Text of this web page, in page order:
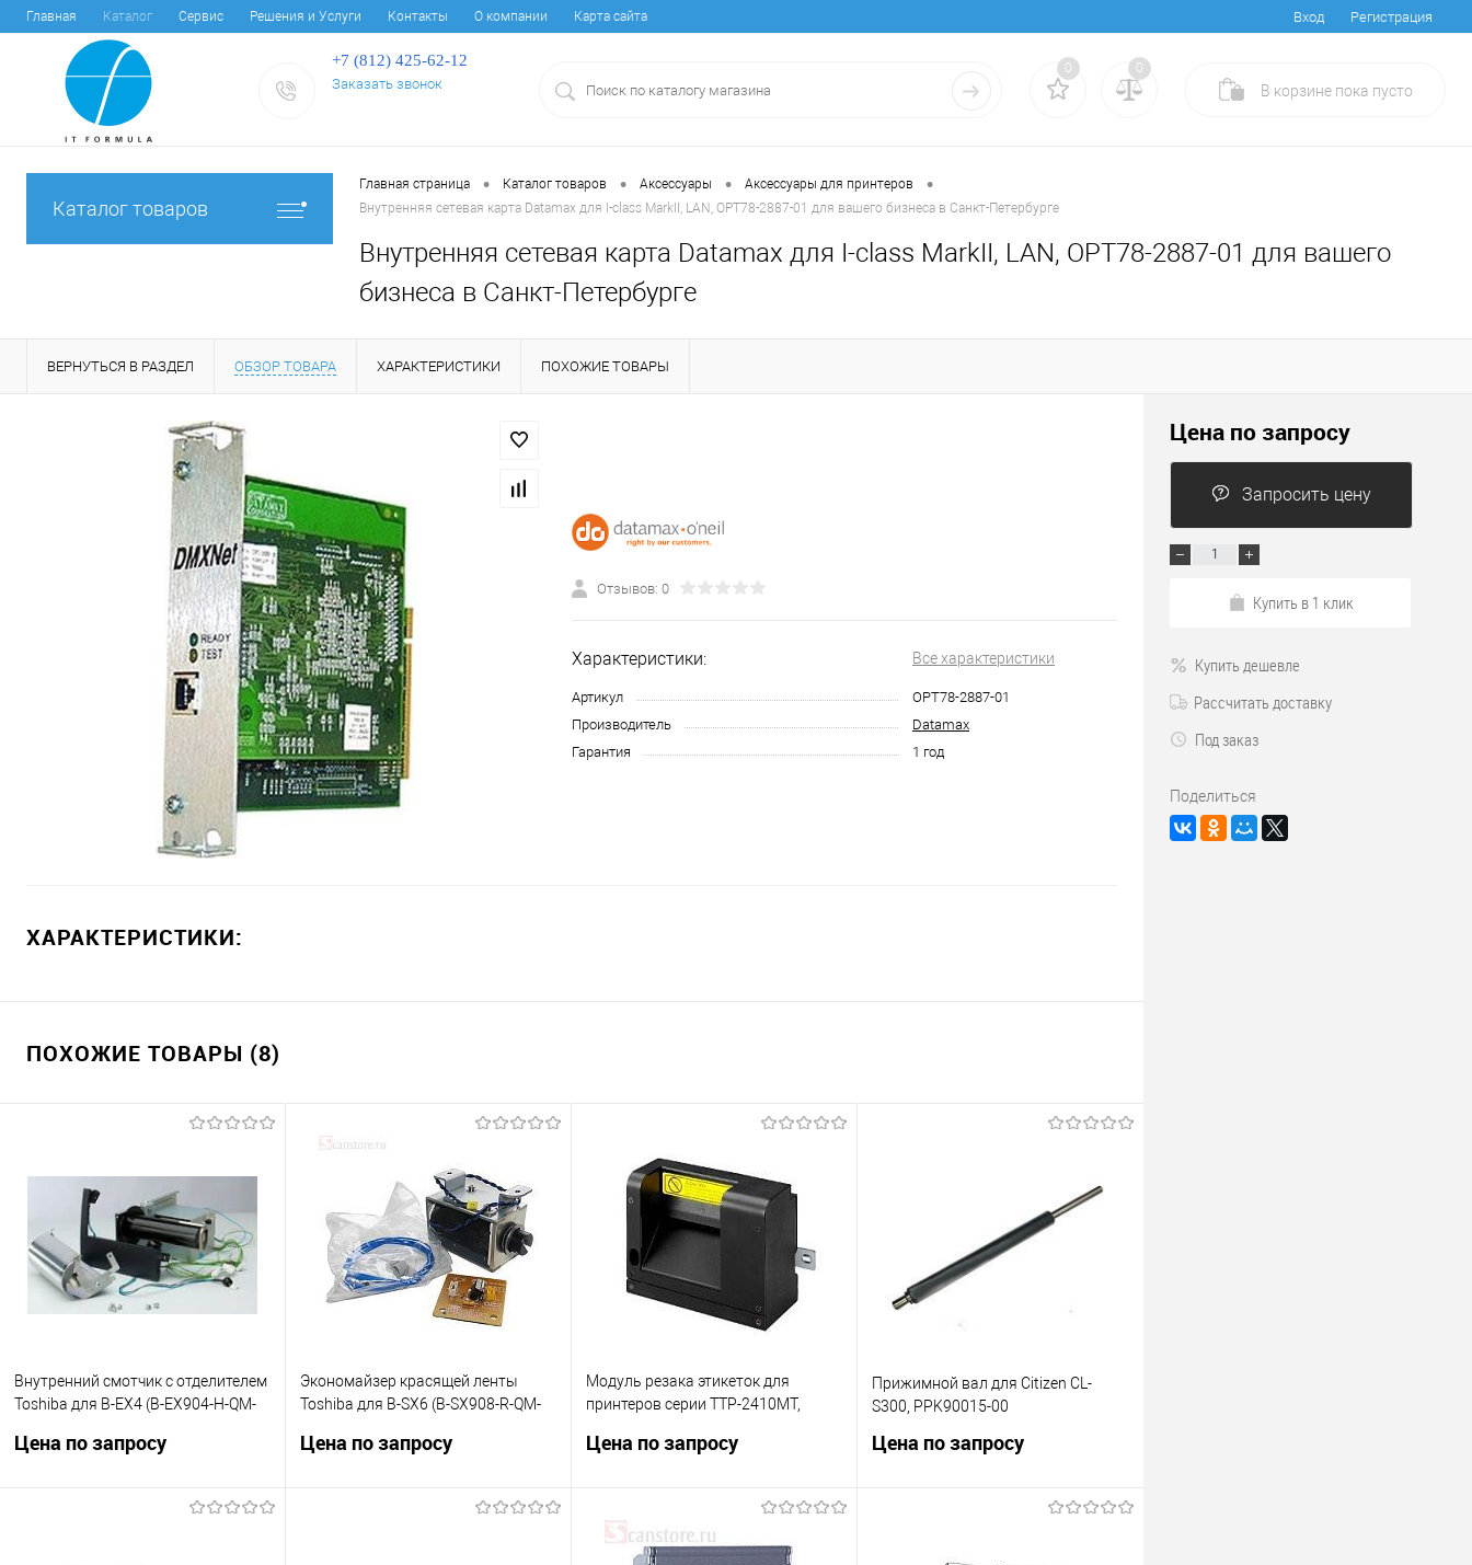
Главная Каталог Сервис Решения и Услуги Контакты О компании Карта сайта Вход Регистрация
+7 (812) 425-62-12
Заказать звонок
0 0
В корзине пока пусто
Каталог товаров
Главная страница • Каталог товаров • Аксессуары • Аксессуары для принтеров •
Внутренняя сетевая карта Datamax для I-class MarkII, LAN, OPT78-2887-01 для вашего бизнеса в Санкт-Петербурге
Внутренняя сетевая карта Datamax для I-class MarkII, LAN, OPT78-2887-01 для вашего
бизнеса в Санкт-Петербурге
ВЕРНУТЬСЯ В РАЗДЕЛ ОБЗОР ТОВАРА ХАРАКТЕРИСТИКИ ПОХОЖИЕ ТОВАРЫ
Отзывов: 0
Характеристики: Все характеристики
Артикул
OPT78-2887-01
Производитель
Datamax
Гарантия
1 год
ХАРАКТЕРИСТИКИ:
ПОХОЖИЕ ТОВАРЫ (8)
Внутренний смотчик с отделителем
Toshiba для B-EX4 (B-EX904-H-QM-
Цена по запросу
Экономайзер красящей ленты
Toshiba для B-SX6 (B-SX908-R-QM-
Цена по запросу
Модуль резака этикеток для
принтеров серии TTP-2410MТ,
0470039-00LF
Цена по запросу
Запросить цену
Прижимной вал для Citizen CL-
S300, PPK90015-00
Цена по запросу
Цена по запросу
Запросить цену
Купить в 1 клик
Купить дешевле
Рассчитать доставку
Под заказ
Поделиться